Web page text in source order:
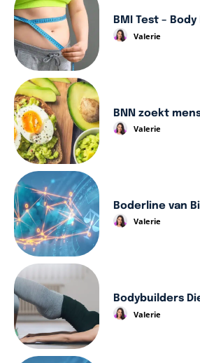
BMI Test –
Valerie
BNN zoekt
Valerie
Boderline van
Valerie
Bodybuilders
Valerie